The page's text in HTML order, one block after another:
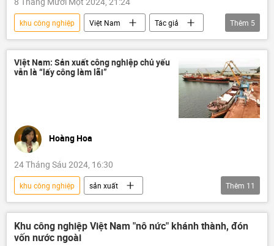
khu công nghiệp Việt Nam
Tác giả
Quan điểm-Ý kiến
chip điện tử
đầu tư nước ngoài
sản xuất
thủ tục
Thêm 5
Việt Nam: Sản xuất công nghiệp chủ yếu
vẫn là “lấy công làm lãi”
Hoàng Hoa
24 Tháng Sáu 2024, 16:30
khu công nghiệp
sản xuất
Quan điểm-Ý kiến
Tác giả
chuyên gia
Việt Nam
Kinh tế
Công nghiệp
Thêm 11
Khu công nghiệp Việt Nam "nô nức" khánh thành, đón
vốn nước ngoài